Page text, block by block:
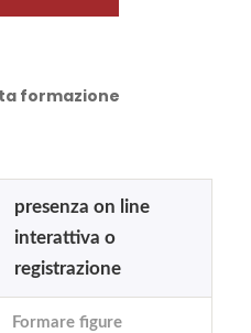
formazione
presenza on line
interattiva o
registrazione
Formare figure